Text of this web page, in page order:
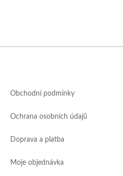
Obchodní podmínky
Ochrana osobních údajů
Doprava a platba
Moje objednávka